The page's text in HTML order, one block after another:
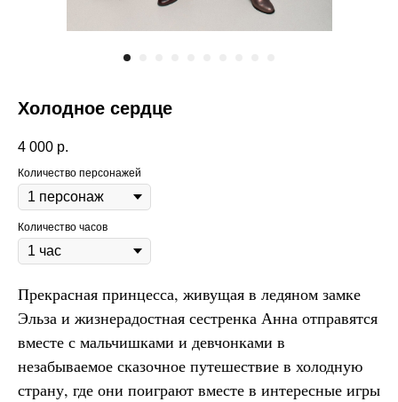
Холодное сердце
4 000 р.
Количество персонажей
Количество часов
Прекрасная принцесса, живущая в ледяном замке
Эльза и жизнерадостная сестренка Анна отправятся
вместе с мальчишками и девчонками в
незабываемое сказочное путешествие в холодную
страну, где они поиграют вместе в интересные игры